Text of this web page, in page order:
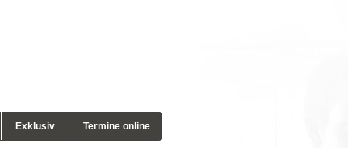
Exklusiv Termine online